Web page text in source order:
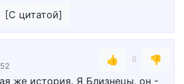
[С цитатой]
👍 0
👎
же история. Я Близнецы, он -